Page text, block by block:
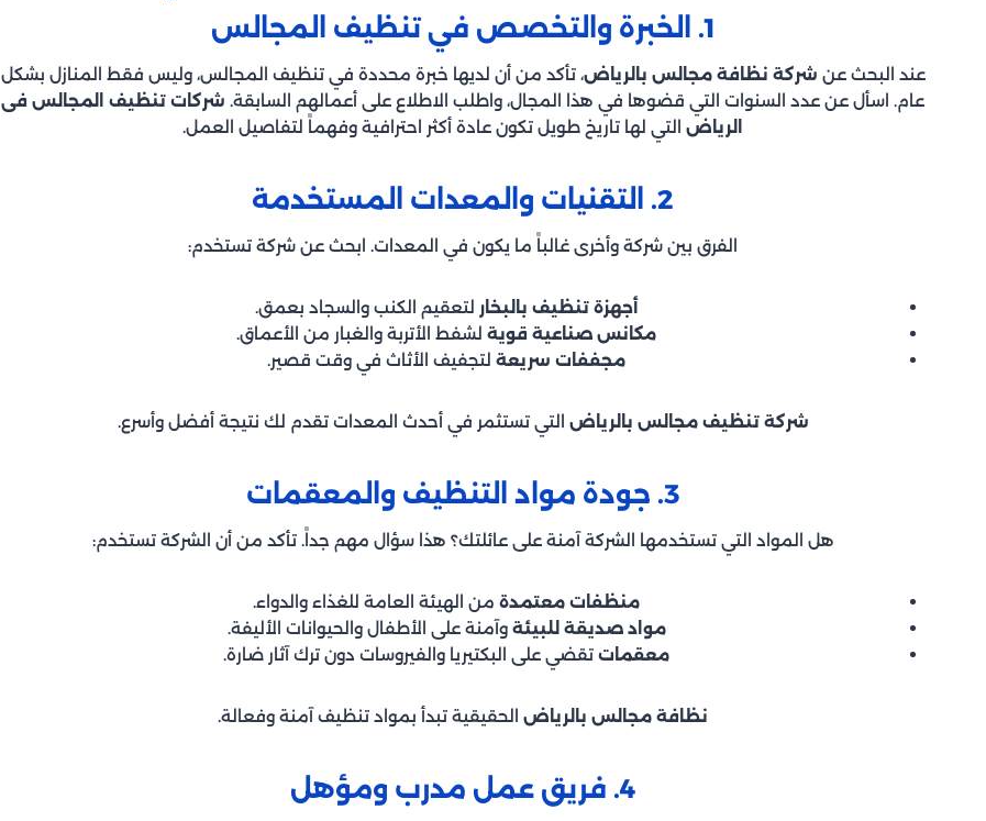
1. الخبرة والتخصص في تنظيف المجالس
عند البحث عن شركة نظافة مجالس بالرياض، تأكد من أن لديها خبرة محددة في تنظيف المجالس، وليس فقط المنازل بشكل
عام. اسأل عن عدد السنوات التي قضوها في هذا المجال، واطلب الاطلاع على أعمالهم السابقة. شركات تنظيف المجالس فى
الرياضالتي لها تاريخ طويل تكون عادة أكثر احترافية وفهماً لتفاصيل العمل.
2. التقنيات والمعدات المستخدمة
الفرق بين شركة وأخرى غالباً ما يكون في المعدات. ابحث عن شركة تستخدم:
أجهزة تنظيف بالبخار لتعقيم الكنب والسجاد بعمق.
مكانس صناعية قويةلشفط الأتربة والغبار من الأعماق.
مجففات سريعةلتجفيف الأثاث في وقت قصير.
شركة تنظيف مجالس بالرياض التي تستثمر في أحدث المعدات تقدم لك نتيجة أفضل وأسرع.
3. جودة مواد التنظيف والمعقمات
هل المواد التي تستخدمها الشركة آمنة على عائلتك؟ هذا سؤال مهم جداً. تأكد من أن الشركة تستخدم:
منظفات معتمدةمن الهيئة العامة للغذاء والدواء.
مواد صديقة للبيئة وآمنة على الأطفال والحيوانات الأليفة.
معقماتتقضي على البكتيريا والفيروسات دون ترك آثار ضارة.
نظافة مجالس بالرياضالحقيقية تبدأ بمواد تنظيف آمنة وفعالة.
4. فريق عمل مدرب ومؤهل